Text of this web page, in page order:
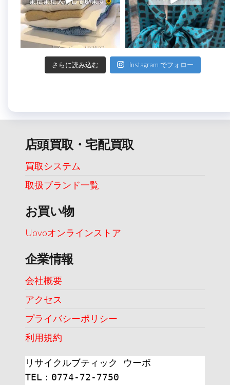
さらに読み込む Instagram でフォロー
店頭買取・宅配買取
買取システム
取扱ブランド一覧
お買い物
Uovoオンラインストア
企業情報
会社概要
アクセス
プライバシーポリシー
利用規約
リサイクルブティック ウーボ
TEL：0774-72-7750